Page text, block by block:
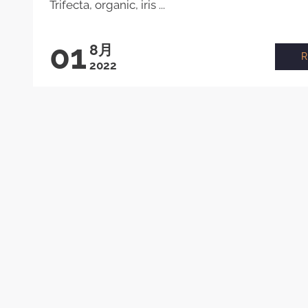
Trifecta, organic, iris ...
01 8月
2022